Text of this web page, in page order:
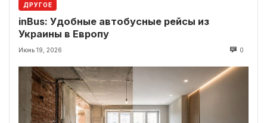
ДРУГОЕ
inBus: Удобные автобусные рейсы из
Украины в Европу
Июнь 19, 2026 0